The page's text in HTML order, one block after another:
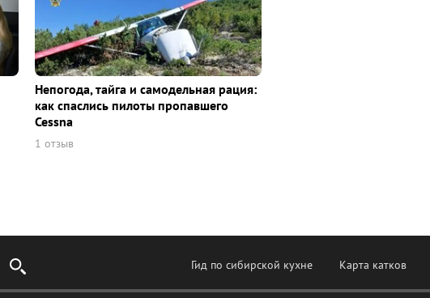
Непогода, тайга и самодельная рация:
как спаслись пилоты пропавшего
Cessna
1 отзыв
Гид по сибирской кухне Карта катков